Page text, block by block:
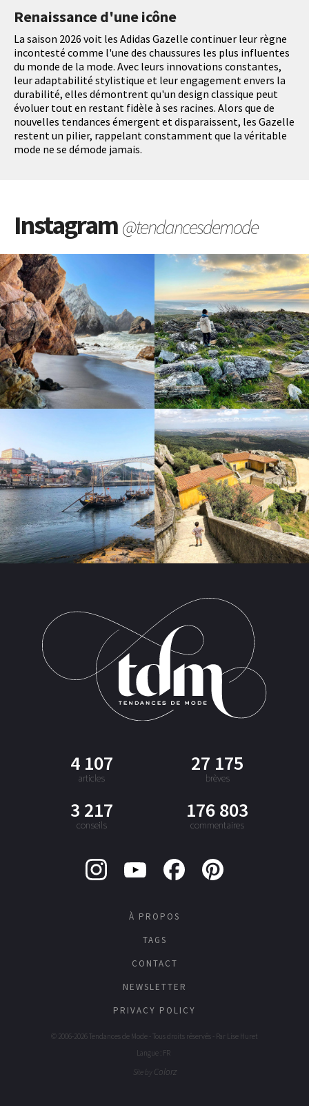
Renaissance d'une icône
La saison 2026 voit les Adidas Gazelle continuer leur règne
incontesté comme l'une des chaussures les plus influentes
du monde de la mode. Avec leurs innovations constantes,
leur adaptabilité stylistique et leur engagement envers la
durabilité, elles démontrent qu'un design classique peut
évoluer tout en restant fidèle à ses racines. Alors que de
nouvelles tendances émergent et disparaissent, les Gazelle
restent un pilier, rappelant constamment que la véritable
mode ne se démode jamais.
Instagram@tendancesdemode
4 107
articles
27 175
brèves
3 217
conseils
176 803
commentaires
À PROPOS
TAGS
CONTACT
NEWSLETTER
PRIVACY POLICY
© 2006-2026 Tendances de Mode - Tous droits réservés - Par Lise Huret
Langue : FR
Site by Colorz